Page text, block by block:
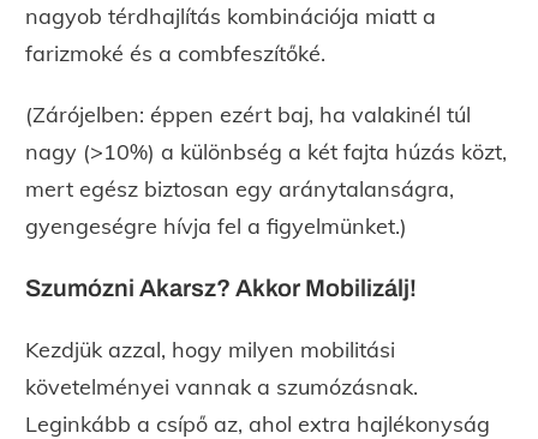
nagyob térdhajlítás kombinációja miatt a
farizmoké és a combfeszítőké.
(Zárójelben: éppen ezért baj, ha valakinél túl
nagy (>10%) a különbség a két fajta húzás közt,
mert egész biztosan egy aránytalanságra,
gyengeségre hívja fel a figyelmünket.)
Szumózni Akarsz? Akkor Mobilizálj!
Kezdjük azzal, hogy milyen mobilitási
követelményei vannak a szumózásnak.
Leginkább a csípő az, ahol extra hajlékonyság